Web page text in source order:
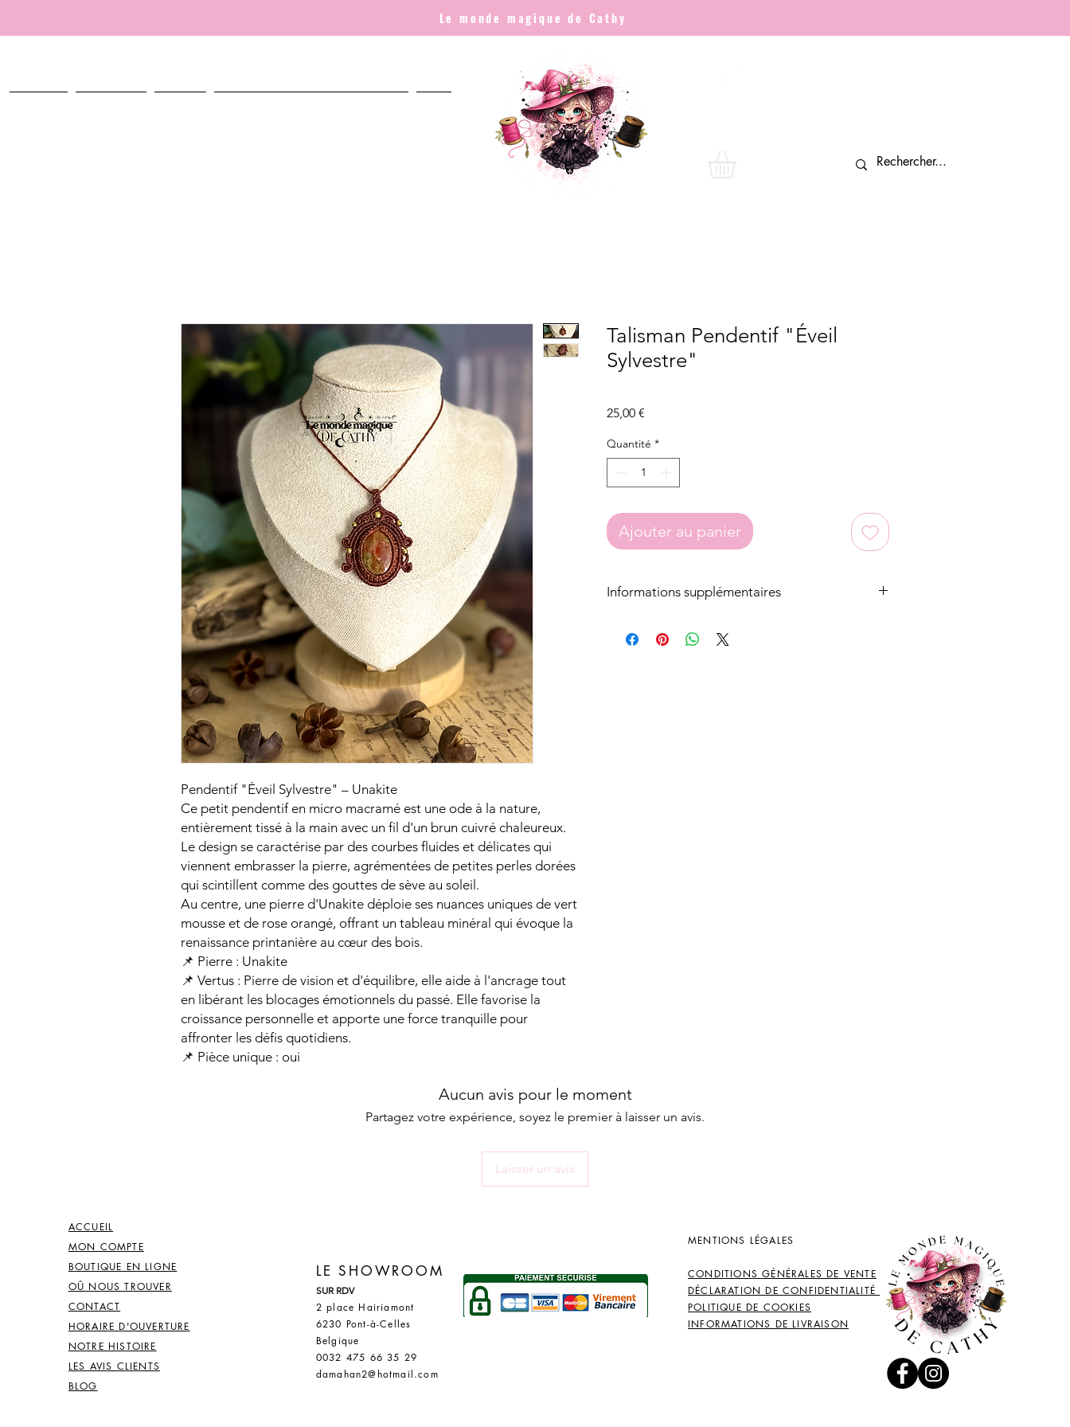
Le monde magique de Cathy
Pendentif "Éveil Sylvestre" – Unakite
Ce petit pendentif en micro macramé est une ode à la nature,
entièrement tissé à la main avec un fil d'un brun cuivré chaleureux.
Le design se caractérise par des courbes fluides et délicates qui
viennent embrasser la pierre, agrémentées de petites perles dorées
qui scintillent comme des gouttes de sève au soleil.
Au centre, une pierre d'Unakite déploie ses nuances uniques de vert
mousse et de rose orangé, offrant un tableau minéral qui évoque la
renaissance printanière au cœur des bois.
📌 Pierre : Unakite
📌 Vertus : Pierre de vision et d'équilibre, elle aide à l'ancrage tout
en libérant les blocages émotionnels du passé. Elle favorise la
croissance personnelle et apporte une force tranquille pour
affronter les défis quotidiens.
📌 Pièce unique : oui
Talisman Pendentif "Éveil
Sylvestre"
25,00 €
Quantité *
Ajouter au panier
Informations supplémentaires
avec du fil de polyester ciré durable (Linhasita).
Aucun avis pour le moment
Partagez votre expérience, soyez le premier à laisser un avis.
Laisser un avis
ACCUEIL
MON COMPTE
BOUTIQUE EN LIGNE
OÛ NOUS TROUVER
CONTACT
HORAIRE D'OUVERTURE
NOTRE HISTOIRE
LES AVIS CLIENTS
BLOG
LE SHOWROOM
SUR RDV
2 place Hairiamont
6230 Pont-à-Celles
Belgique
0032 475 66 35 29
damahan2@hotmail.com
MENTIONS LÉGALES
CONDITIONS GÉNÉRALES DE VENTE
DÉCLARATION DE CONFIDENTIALITÉ
POLITIQUE DE COOKIES
INFORMATIONS DE LIVRAISON